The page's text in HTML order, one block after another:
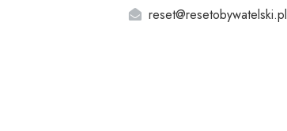
reset@resetobywatelski.pl